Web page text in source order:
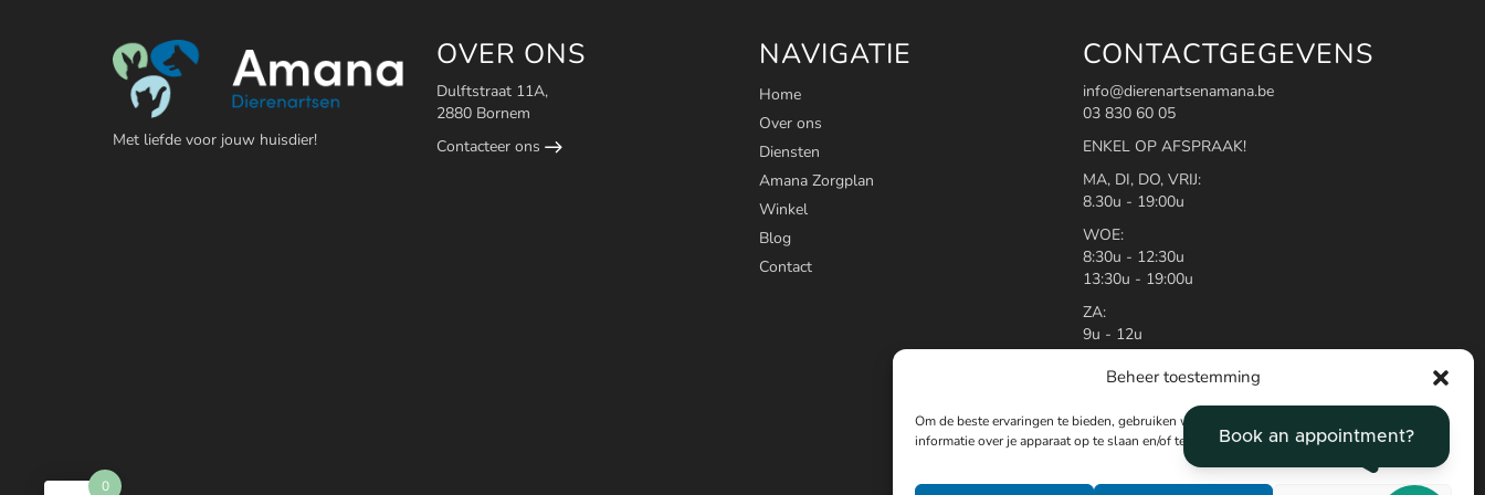
Beheer toestemming
Om de beste ervaringen te bieden, gebruiken wij technologieën zoals cookies om
informatie over je apparaat op te slaan en/of te raadplegen.
Met liefde voor jouw huisdier!
OVER ONS
Dulftstraat 11A,
2880 Bornem
Contacteer ons
NAVIGATIE
Home
Over ons
Diensten
Amana Zorgplan
Winkel
Blog
Contact
CONTACTGEGEVENS
info@dierenartsenamana.be
03 830 60 05
ENKEL OP AFSPRAAK!
MA, DI, DO, VRIJ:
8.30u - 19:00u
WOE:
8:30u - 12:30u
13:30u - 19:00u
ZA:
9u - 12u
Van zaterdag 12u tot maandag 8.30u
werken wij samen met de wachtdienst
van Antwerpen.
Bel op ons nummer 03/830.60.05 en u
krijgt te horen waar u terecht kan.
0